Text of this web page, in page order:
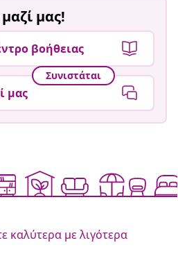
μας!
βοήθειας
Συνιστάται
μας
καλύτερα με λιγότερα